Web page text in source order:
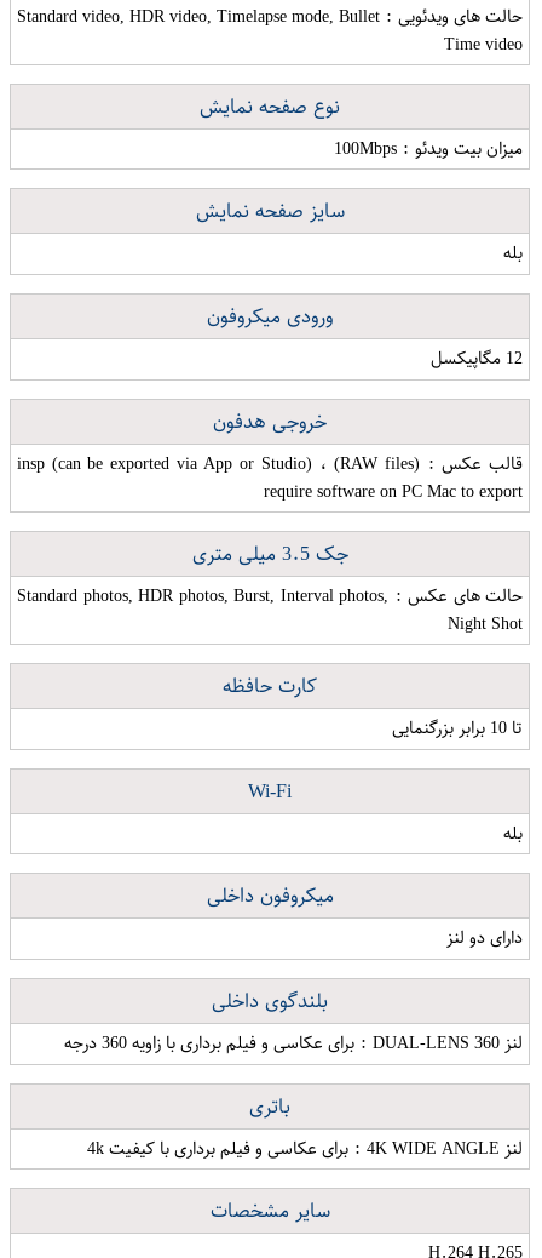
حالت های ویدئویی : Standard video, HDR video, Timelapse mode, Bullet
Time video
نوع صفحه نمایش
میزان بیت ویدئو : 100Mbps
سایز صفحه نمایش
بله
ورودی میکروفون
12 مگاپیکسل
خروجی هدفون
قالب عکس : (insp (can be exported via App or Studio) ، (RAW files
require software on PC Mac to export
جک 3.5 میلی متری
حالت های عکس : Standard photos, HDR photos, Burst, Interval photos,
Night Shot
کارت حافظه
تا 10 برابر بزرگنمایی
Wi-Fi
بله
میکروفون داخلی
دارای دو لنز
بلندگوی داخلی
لنز DUAL-LENS 360 : برای عکاسی و فیلم برداری با زاویه 360 درجه
باتری
لنز 4K WIDE ANGLE : برای عکاسی و فیلم برداری با کیفیت 4k
سایر مشخصات